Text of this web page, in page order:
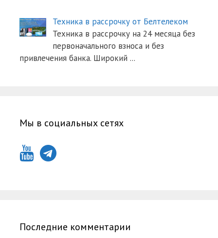
Техника в рассрочку от Белтелеком
Техника в рассрочку на 24 месяца без
первоначального взноса и без
привлечения банка. Широкий ...
Мы в социальных сетях
Последние комментарии